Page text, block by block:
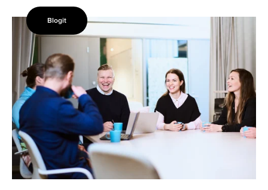
Yrityksen
valuaatio:
Kuinka
yrityksen
arvo
määritetään?
Blogit